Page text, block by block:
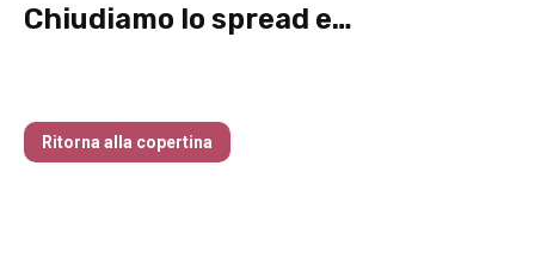
Chiudiamo lo spread e…
Ritorna alla copertina